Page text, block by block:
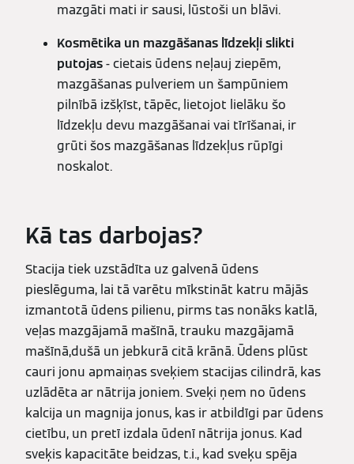
mazgāti mati ir sausi, lūstoši un blāvi.
Kosmētika un mazgāšanas līdzekļi slikti
putojas- cietais ūdens neļauj ziepēm,
mazgāšanas pulveriem un šampūniem
pilnībā izšķīst, tāpēc, lietojot lielāku šo
līdzekļu devu mazgāšanai vai tīrīšanai, ir
grūti šos mazgāšanas līdzekļus rūpīgi
noskalot.
Kā tas darbojas?
Stacija tiek uzstādīta uz galvenā ūdens
pieslēguma, lai tā varētu mīkstināt katru mājās
izmantotā ūdens pilienu, pirms tas nonāks katlā,
veļas mazgājamā mašīnā, trauku mazgājamā
mašīnā,dušā un jebkurā citā krānā. Ūdens plūst
cauri jonu apmaiņas sveķiem stacijas cilindrā, kas
uzlādēta ar nātrija joniem. Sveķi ņem no ūdens
kalcija un magnija jonus, kas ir atbildīgi par ūdens
cietību, un pretī izdala ūdenī nātrija jonus. Kad
sveķis kapacitāte beidzas, t.i., kad sveķu spēja